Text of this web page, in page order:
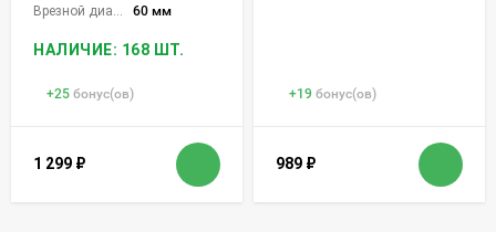
60 мм
НАЛИЧИЕ: 168 ШТ.
+25 бонус(ов)
1 299 ₽
+19 бонус(ов)
989 ₽